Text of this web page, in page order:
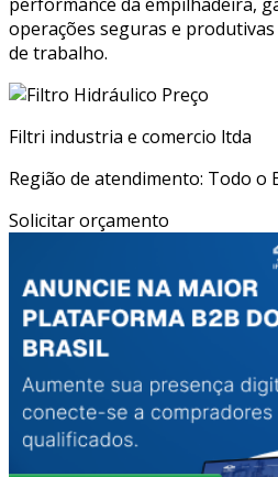
operações seguras e
de trabalho.
Filtri industria e comercio ltda
Região de atendimento: Todo o
Solicitar orçamento